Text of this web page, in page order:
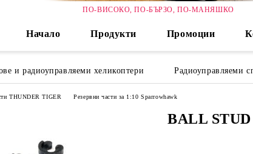
ПО-ВИСОКО, ПО-БЪРЗО, ПО-МАНЯШКО
Начало Продукти Промоции
и радиоуправляеми хеликоптери Радиоуправляеми
THUNDER TIGER Резервни части за 1:10 Sparrowhawk
BALL